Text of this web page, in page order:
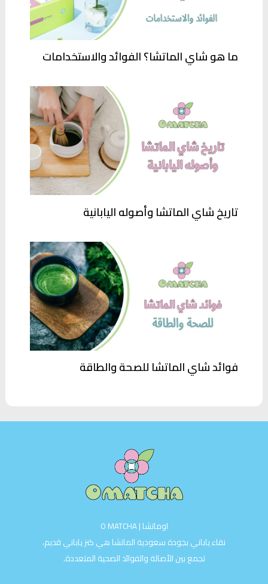
ما هو شاي الماتشا؟ الفوائد والاستخدامات
تاريخ شاي الماتشا وأصوله اليابانية
فوائد شاي الماتشا للصحة والطاقة
اوماتشا | O MATCHA
نقاء ياباني بجودة سعودية الماتشا هي كنز ياباني قديم،
تجمع بين الأصالة والفوائد الصحية المتعددة.